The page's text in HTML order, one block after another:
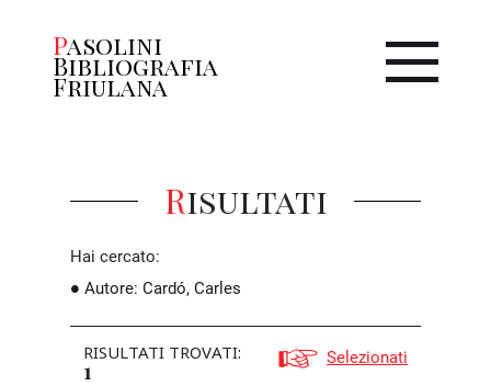
Pasolini
Bibliografia
Friulana
Risultati
Hai cercato:
Autore: Cardó, Carles
RISULTATI TROVATI:
1 Selezionati